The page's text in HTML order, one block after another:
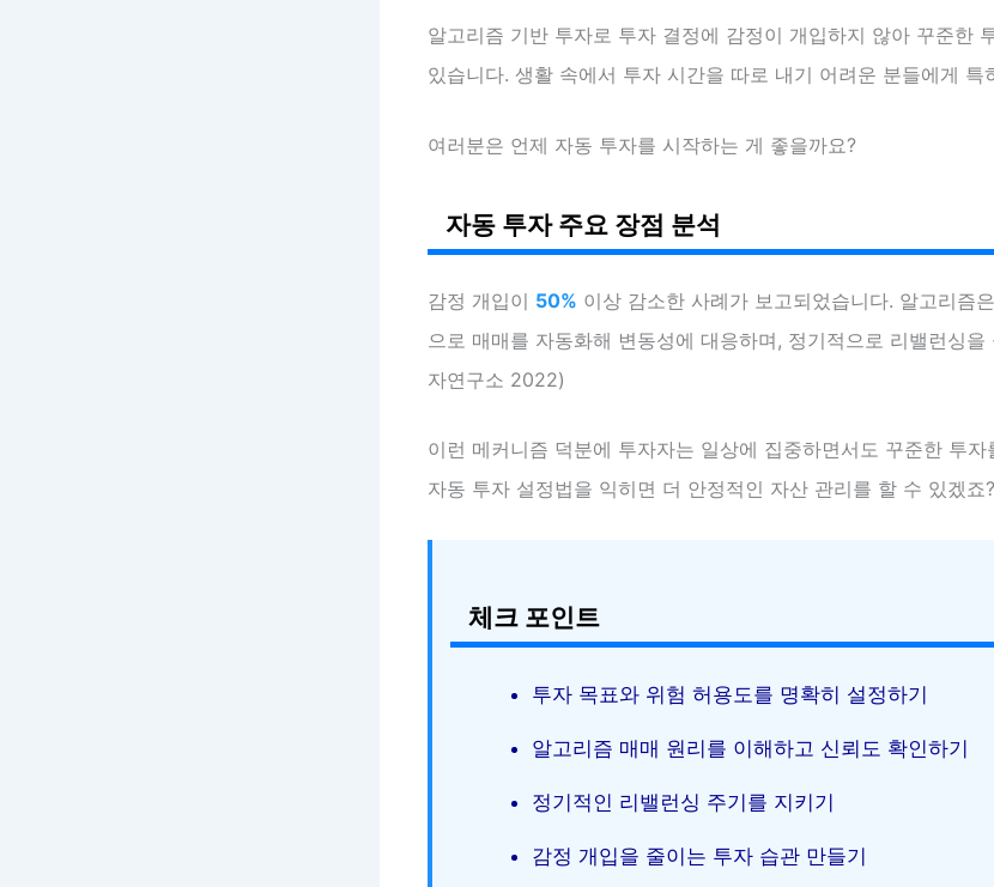
알고리즘 기반 투자로 투자 결정에 감정이 개입하지 않아 꾸준한
있습니다. 생활 속에서 투자 시간을 따로 내기 어려운 분들에게 특
여러분은 언제 자동 투자를 시작하는 게 좋을까요?
자동 투자 주요 장점 분석
감정 개입이 50% 이상 감소한 사례가 보고되었습니다. 알고리즘
으로 매매를 자동화해 변동성에 대응하며, 정기적으로 리밸런싱
자연구소 2022)
이런 메커니즘 덕분에 투자자는 일상에 집중하면서도 꾸준한 투
자동 투자 설정법을 익히면 더 안정적인 자산 관리를 할 수 있겠죠?
체크 포인트
투자 목표와 위험 허용도를 명확히 설정하기
알고리즘 매매 원리를 이해하고 신뢰도 확인하기
정기적인 리밸런싱 주기를 지키기
감정 개입을 줄이는 투자 습관 만들기